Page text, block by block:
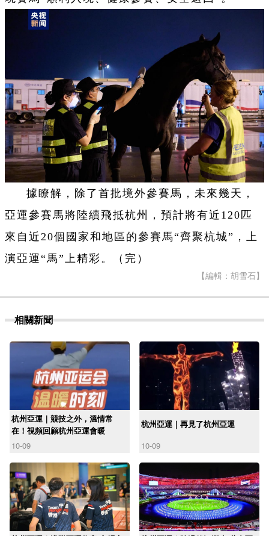
據瞭解，除了首批境外參賽馬，未來幾天，
亞運參賽馬將陸續飛抵杭州，預計將有近120匹
來自近20個國家和地區的參賽馬“齊聚杭城”，上
演亞運“馬”上精彩。（完）
【編輯：胡雪石】
相關新聞
杭州亞運｜競技之外，溫情常
在！視頻回顧杭州亞運會暖
10-09
杭州亞運｜再見了杭州亞運
10-09